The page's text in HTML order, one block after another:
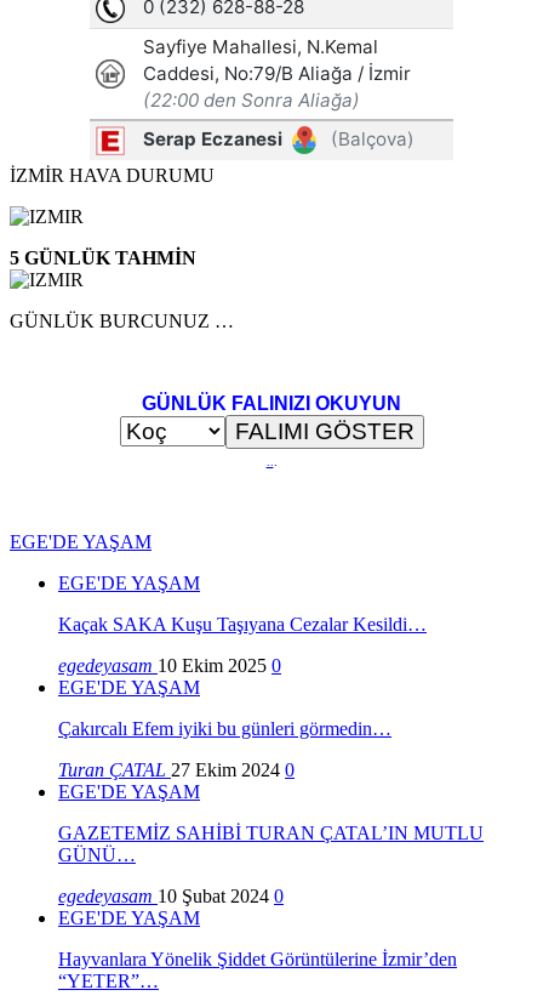
İZMİR HAVA DURUMU
5 GÜNLÜK TAHMİN
GÜNLÜK BURCUNUZ …
GÜNLÜK FALINIZI OKUYUN
EGE'DE YAŞAM
EGE'DE YAŞAM
Kaçak SAKA Kuşu Taşıyana Cezalar Kesildi…
egedeyasam 10 Ekim 2025 0
EGE'DE YAŞAM
Çakırcalı Efem iyiki bu günleri görmedin…
Turan ÇATAL 27 Ekim 2024 0
EGE'DE YAŞAM
GAZETEMİZ SAHİBİ TURAN ÇATAL’IN MUTLU
GÜNÜ…
egedeyasam 10 Şubat 2024 0
EGE'DE YAŞAM
Hayvanlara Yönelik Şiddet Görüntülerine İzmir’den
“YETER”…